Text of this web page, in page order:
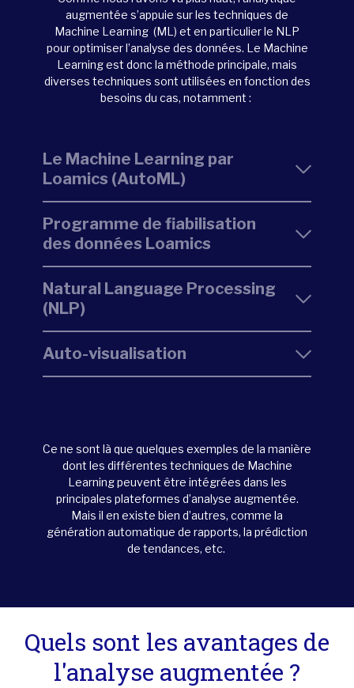
augmentée s’appuie surles techniques de
Machine Learning (ML) et en particulier le NLP
pour optimiser l’analyse des données. Le Machine
Learning est donc la méthode principale, mais
diverses techniques sont utilisées en fonction des
besoins du cas, notamment :
Le Machine Learning par
Loamics (AutoML)
Programme de fiabilisation
des données Loamics
Natural Language Processing
(NLP)
Auto-visualisation
Ce ne sont là que quelques exemples de la manière
dont les différentes techniques de Machine
Learning peuvent être intégrées dans les
principales plateformes d’analyse augmentée.
Mais il en existe bien d’autres, comme la
génération automatique de rapports, la prédiction
de tendances, etc.
Quels sont les avantages de
l'analyse augmentée ?